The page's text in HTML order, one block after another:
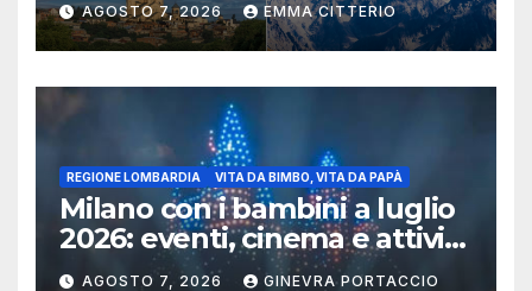
AGOSTO 7, 2026 EMMA CITTERIO
REGIONE LOMBARDIA VITA DA BIMBO, VITA DA PAPÀ
Milano con i bambini a luglio
2026: eventi, cinema e attività
per famiglie
AGOSTO 7, 2026 GINEVRA PORTACCIO